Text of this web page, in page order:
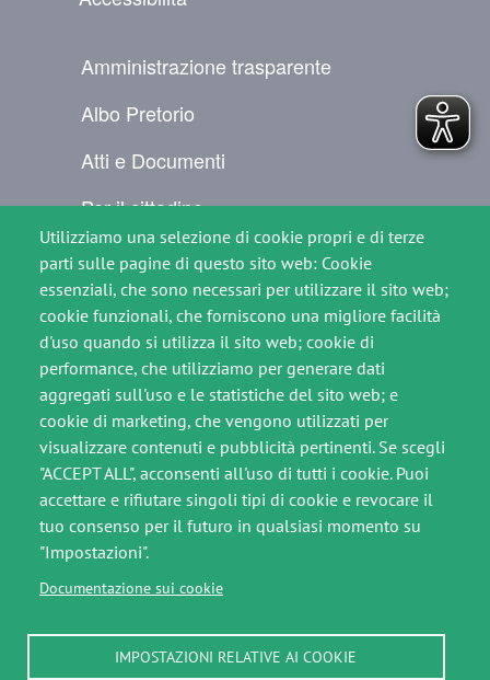
Utilizziamo una selezione di cookie propri e di terze
parti sulle pagine di questo sito web: Cookie
essenziali, che sono necessari per utilizzare il sito web;
cookie funzionali, che forniscono una migliore facilità
d'uso quando si utilizza il sito web; cookie di
performance, che utilizziamo per generare dati
aggregati sull'uso e le statistiche del sito web; e
cookie di marketing, che vengono utilizzati per
visualizzare contenuti e pubblicità pertinenti. Se scegli
"ACCEPT ALL", acconsenti all'uso di tutti i cookie. Puoi
accettare e rifiutare singoli tipi di cookie e revocare il
tuo consenso per il futuro in qualsiasi momento su
"Impostazioni".
Documentazione sui cookie
IMPOSTAZIONI RELATIVE AI COOKIE
Amministrazione trasparente
Albo Pretorio
Atti e Documenti
Per il cittadino
Comunicati Stampa
Contatti
SEGUICI SU
ImmagineImmagine
Footer slim
Crediti
Note legali
Cookie Policy